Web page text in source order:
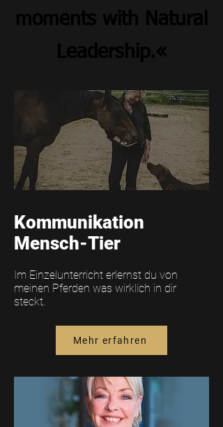
Kommunikation
Mensch-Tier
Im Einzelunterricht erlernst du von
meinen Pferden was wirklich in dir
steckt.
Mehr erfahren